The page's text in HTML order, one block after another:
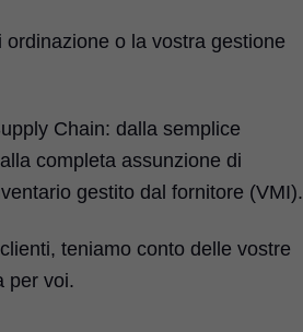
o la vostra gestione
Chain: dalla semplice
completa assunzione di
gestito dal fornitore (VMI).
teniamo conto delle vostre
per voi.